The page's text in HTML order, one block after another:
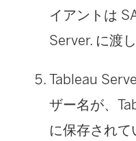
イアントは
Server. に渡
Tableau
ザー名が、
に保存され